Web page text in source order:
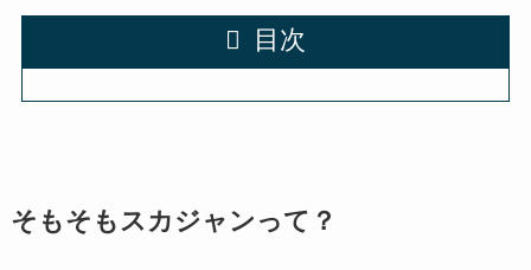
目次
そもそもスカジャンって？